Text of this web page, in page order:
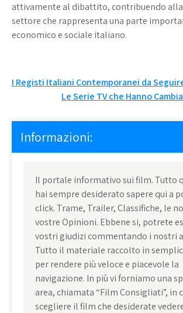
attivamente al dibattito, contribuendo alla
settore che rappresenta una parte
economico e sociale italiano.
Navigazione
articoli
I Registi Italiani Contemporanei da
Le Serie TV che Hanno
Informazioni:
Il portale informativo sui film. Tutto
hai sempre desiderato sapere qui a
click. Trame, Trailer, Classifiche, le
vostre Opinioni. Ebbene si, potrete
vostri giudizi commentando i nostri
Tutto il materiale raccolto in
per rendere più veloce e piacevole la
navigazione. In più vi forniamo una
area, chiamata “Film Consigliati”, in
scegliere il film che desiderate